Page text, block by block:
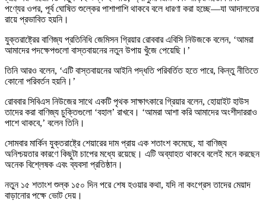
পণ্যের ওপর, পূর্ব ঘোষিত শুল্কের পাশাপাশি থাকবে বলে ধারণা করা হচ্ছে—যা আদালতের
রায়ে প্রভাবিত হয়নি।
যুক্তরাষ্ট্রের বাণিজ্য প্রতিনিধি জেমিসন গ্রিয়ার রোববার এবিসি নিউজকে বলেন, ‘আমরা
আমাদের পদক্ষেপগুলো বাস্তবায়নের নতুন উপায় খুঁজে পেয়েছি।’
তিনি আরও বলেন, ‘এটি বাস্তবায়নের আইনি পদ্ধতি পরিবর্তিত হতে পারে, কিন্তু নীতিতে
কোনো পরিবর্তন হয়নি।’
রোববার সিবিএস নিউজের সাথে একটি পৃথক সাক্ষাৎকারে গ্রিয়ার বলেন, হোয়াইট হাউস
তাদের করা বাণিজ্য চুক্তিগুলো ‘বহাল’ রাখবে। ‘আমরা আশা করি আমাদের অংশীদাররাও
পাশে থাকবে,’ বলেন তিনি।
সোমবার মার্কিন যুক্তরাষ্ট্রে শেয়ারের দাম প্রায় এক শতাংশ কমেছে, যা বাণিজ্য
অনিশ্চয়তার কারণে কিছুটা চাপের মধ্যে রয়েছে। এটি অব্যাহত থাকবে বলেই মনে করছেন
অনেক বিশ্লেষক এবং ব্যবসা প্রতিষ্ঠান।
নতুন ১৫ শতাংশ শুল্ক ১৫০ দিন পরে শেষ হওয়ার কথা, যদি না কংগ্রেস তাদের মেয়াদ
বাড়ানোর পক্ষে ভোট দেয়।